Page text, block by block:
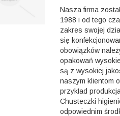
Nasza firma
1988 i od tego
zakres swojej
się
obowiązków
opakowań
są z wysokiej
naszym klientom
przykład
Chusteczki
odpowiednim